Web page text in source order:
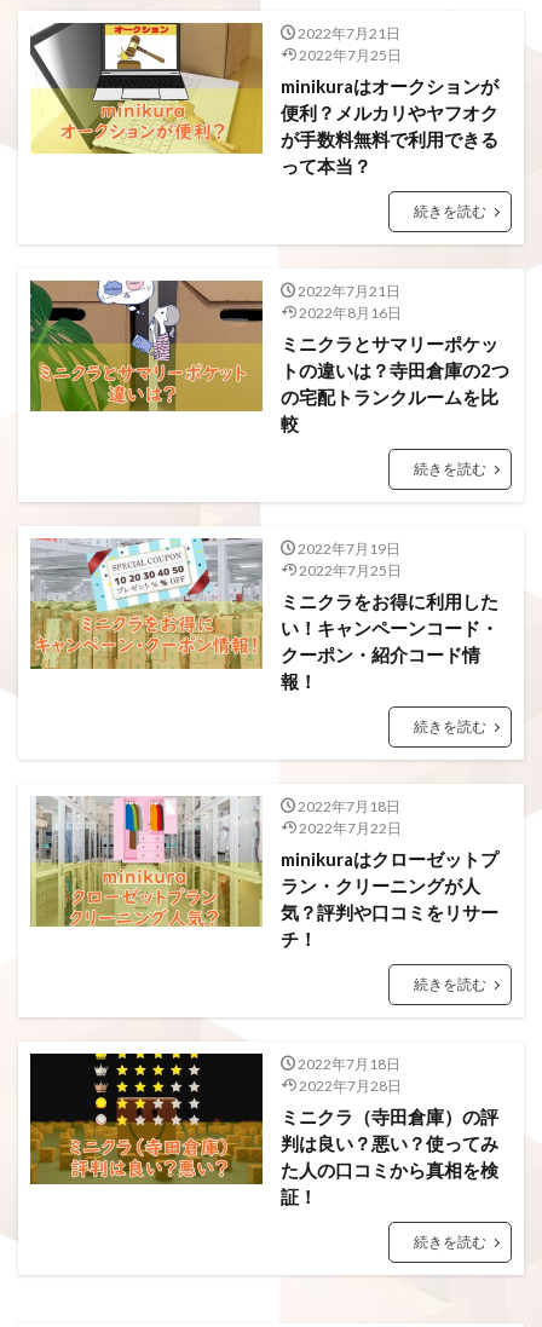
2022年7月21日
2022年7月25日
minikuraはオークションが
便利？メルカリやヤフオク
が手数料無料で利用できる
って本当？
続きを読む
2022年7月21日
2022年8月16日
ミニクラとサマリーポケッ
トの違いは？寺田倉庫の2つ
の宅配トランクルームを比
較
続きを読む
2022年7月19日
2022年7月25日
ミニクラをお得に利用した
い！キャンペーンコード・
クーポン・紹介コード情
報！
続きを読む
2022年7月18日
2022年7月22日
minikuraはクローゼットプ
ラン・クリーニングが人
気？評判や口コミをリサー
チ！
続きを読む
2022年7月18日
2022年7月28日
ミニクラ（寺田倉庫）の評
判は良い？悪い？使ってみ
た人の口コミから真相を検
証！
続きを読む